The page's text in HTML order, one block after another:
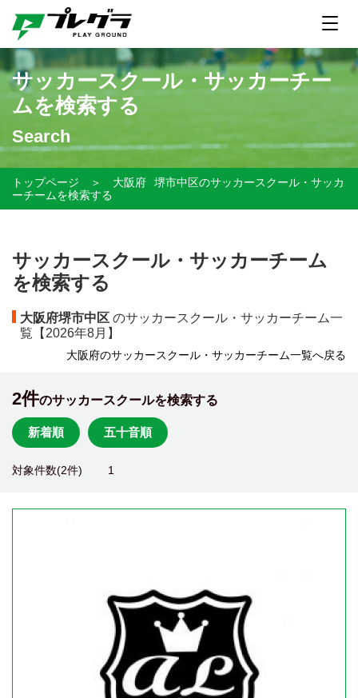
サッカースクール・サッカーチー
ムを検索する
Search
トップページ ＞ 大阪府
堺市中区のサッカースクール・サッカ
ーチームを検索する
サッカースクール・サッカーチーム
を検索する
大阪府堺市中区 のサッカースクール・サッカーチーム一
覧【 2026年8月】
大阪府のサッカースクール・サッカーチーム一覧へ戻る
2件のサッカースクールを検索する
新着順 五十音順
対象件数(2件) 1